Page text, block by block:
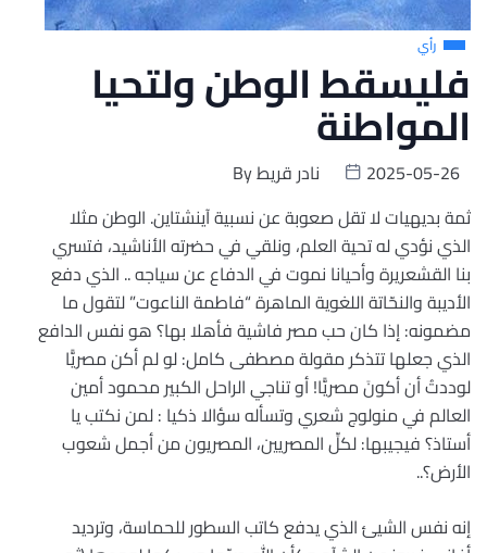
رأي
فليسقط الوطن ولتحيا
المواطنة
Byنادر قريط
2025-05-26
ثمة بديهيات لا تقل صعوبة عن نسبية آينشتاين. الوطن مثلا
الذي نؤدي له تحية العلم، ونلقي في حضرته الأناشيد، فتسري
بنا القشعريرة وأحيانا نموت في الدفاع عن سياجه .. الذي دفع
الأديبة والنحّاتة اللغوية الماهرة “فاطمة الناعوت” لتقول ما
مضمونه: إذا كان حب مصر فاشية فأهلا بها؟ هو نفس الدافع
الذي جعلها تتذكر مقولة مصطفى كامل: لو لم أكن مصريًّا
لوددتُ أن أكونَ مصريًّا! أو تناجي الراحل الكبير محمود أمين
العالم في منولوج شعري وتسأله سؤالا ذكيا : لمن نكتب يا
أستاذ؟ فيجيبها: لكلِّ المصريين، المصريون من أجمل شعوب
الأرض؟..
إنه نفس الشيئ الذي يدفع كاتب السطور للحماسة، وترديد